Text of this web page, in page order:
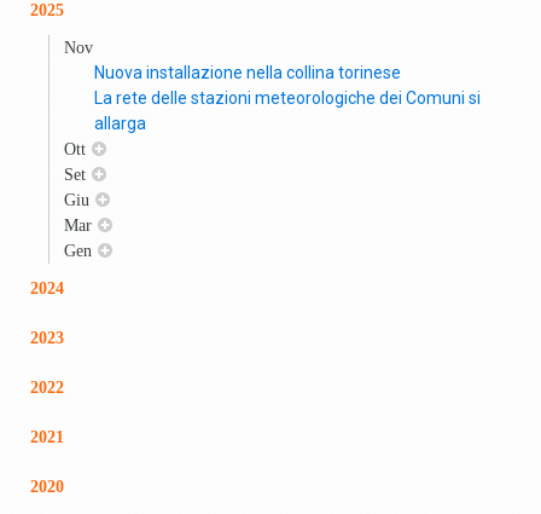
2025
Nov
Nuova installazione nella collina torinese
La rete delle stazioni meteorologiche dei Comuni si
allarga
Ott
Set
Giu
Mar
Gen
2024
2023
2022
2021
2020